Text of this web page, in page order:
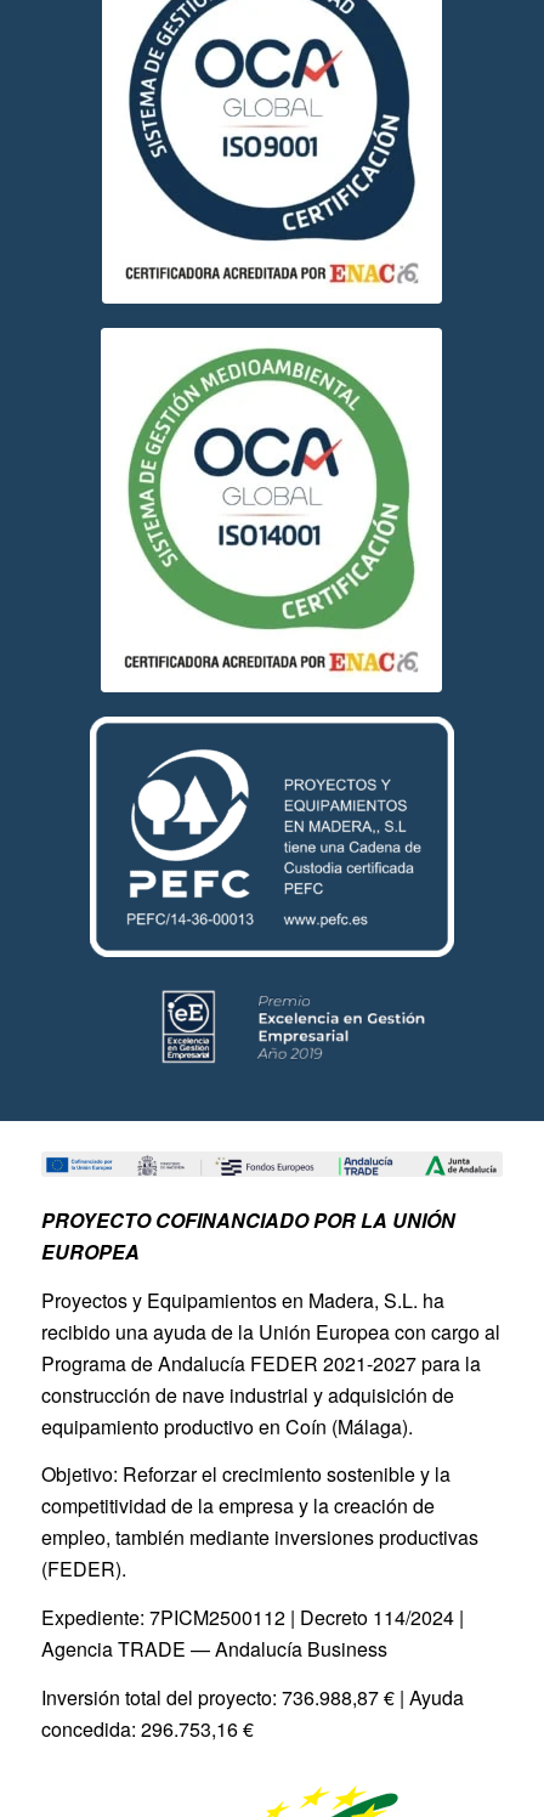
PROYECTO COFINANCIADO POR LA UNIÓN
EUROPEA
Proyectos y Equipamientos en Madera, S.L. ha
recibido una ayuda de la Unión Europea con cargo al
Programa de Andalucía FEDER 2021-2027 para la
construcción de nave industrial y adquisición de
equipamiento productivo en Coín (Málaga).
Objetivo: Reforzar el crecimiento sostenible y la
competitividad de la empresa y la creación de
empleo, también mediante inversiones productivas
(FEDER).
Expediente: 7PICM2500112 | Decreto 114/2024 |
Agencia TRADE — Andalucía Business
Inversión total del proyecto: 736.988,87 € | Ayuda
concedida: 296.753,16 €